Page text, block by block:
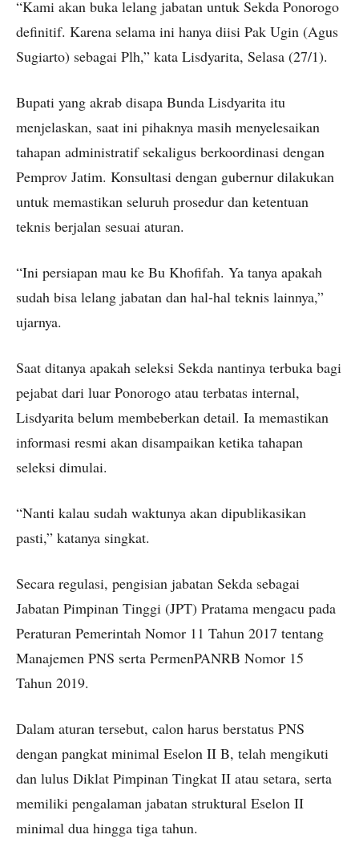
“Kami akan buka lelang jabatan untuk Sekda Ponorogo
definitif. Karena selama ini hanya diisi Pak Ugin (Agus
Sugiarto) sebagai Plh,” kata Lisdyarita, Selasa (27/1).
Bupati yang akrab disapa Bunda Lisdyarita itu
menjelaskan, saat ini pihaknya masih menyelesaikan
tahapan administratif sekaligus berkoordinasi dengan
Pemprov Jatim. Konsultasi dengan gubernur dilakukan
untuk memastikan seluruh prosedur dan ketentuan
teknis berjalan sesuai aturan.
“Ini persiapan mau ke Bu Khofifah. Ya tanya apakah
sudah bisa lelang jabatan dan hal-hal teknis lainnya,”
ujarnya.
Saat ditanya apakah seleksi Sekda nantinya terbuka bagi
pejabat dari luar Ponorogo atau terbatas internal,
Lisdyarita belum membeberkan detail. Ia memastikan
informasi resmi akan disampaikan ketika tahapan
seleksi dimulai.
“Nanti kalau sudah waktunya akan dipublikasikan
pasti,” katanya singkat.
Secara regulasi, pengisian jabatan Sekda sebagai
Jabatan Pimpinan Tinggi (JPT) Pratama mengacu pada
Peraturan Pemerintah Nomor 11 Tahun 2017 tentang
Manajemen PNS serta PermenPANRB Nomor 15
Tahun 2019.
Dalam aturan tersebut, calon harus berstatus PNS
dengan pangkat minimal Eselon II B, telah mengikuti
dan lulus Diklat Pimpinan Tingkat II atau setara, serta
memiliki pengalaman jabatan struktural Eselon II
minimal dua hingga tiga tahun.